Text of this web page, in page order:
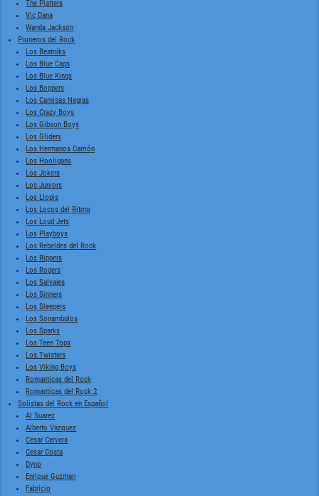
The Platters
Vic Dana
Wanda Jackson
Pioneros del Rock
Los Beatniks
Los Blue Caps
Los Blue Kings
Los Boppers
Los Camisas Negras
Los Crazy Boys
Los Gibson Boys
Los Gliders
Los Hermanos Carrión
Los Hooligans
Los Jokers
Los Juniors
Los Llopis
Los Locos del Ritmo
Los Loud Jets
Los Playboys
Los Rebeldes del Rock
Los Rippers
Los Rogers
Los Salvajes
Los Sinners
Los Sleepers
Los Sonambulos
Los Sparks
Los Teen Tops
Los Twisters
Los Viking Boys
Romanticas del Rock
Romanticas del Rock 2
Solistas del Rock en Español
Al Suarez
Alberto Vazquez
Cesar Cervera
Cesar Costa
Dyno
Enrique Guzman
Fabricio